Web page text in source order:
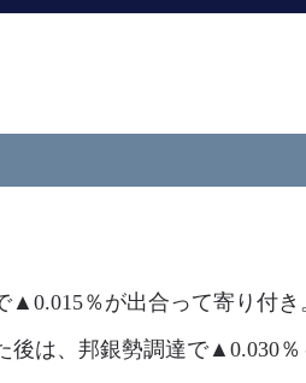
％が出合って寄り付
後は、邦銀勢調達で▲0.030